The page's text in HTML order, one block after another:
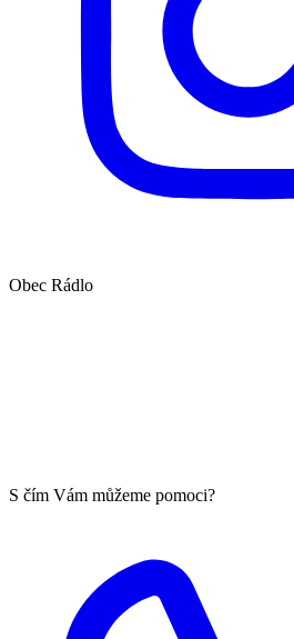
Obec Rádlo
S čím Vám můžeme pomoci?